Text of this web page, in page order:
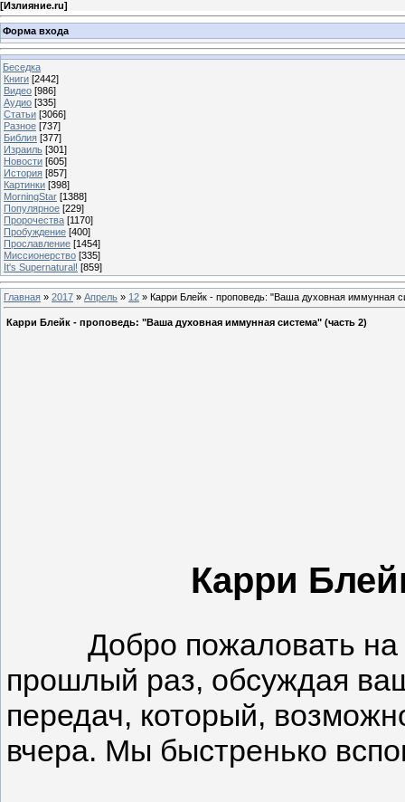
[Излияние.ru]
Форма входа
Беседка
Книги [2442]
Видео [986]
Аудио [335]
Статьи [3066]
Разное [737]
Библия [377]
Израиль [301]
Новости [605]
История [857]
Картинки [398]
MorningStar [1388]
Популярное [229]
Пророчества [1170]
Пробуждение [400]
Прославление [1454]
Миссионерство [335]
It's Supernatural! [859]
Главная » 2017 » Апрель » 12 » Карри Блейк - проповедь: "Ваша духовная иммунная
Карри Блейк - проповедь: "Ваша духовная иммунная система" (часть 2)
Карри
Добро пожаловать на
прошлый раз, обсуждая
передач, который,
вчера. Мы быстренько